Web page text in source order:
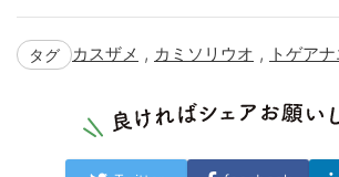
タグ カスザメ , カミソリウオ , トゲア